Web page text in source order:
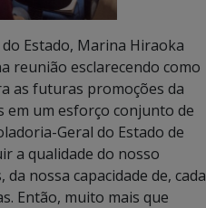
Estado, Marina Hiraoka
reunião esclarecendo como
as futuras promoções da
em um esforço conjunto de
Geral do Estado de
a qualidade do nosso
nossa capacidade de, cada
Então, muito mais que